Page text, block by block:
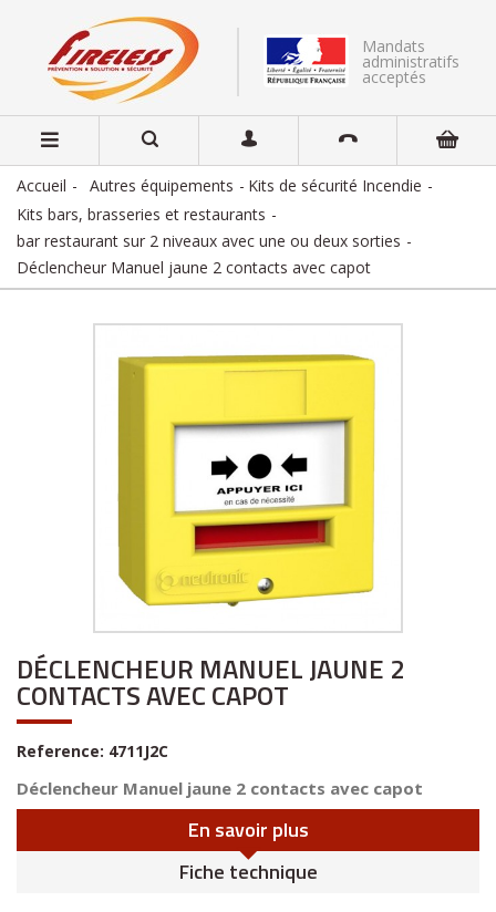
Mandats
administratifs
acceptés
Accueil Autres équipements
Kits de sécurité Incendie
Kits bars, brasseries et restaurants
bar restaurant sur 2 niveaux avec une ou deux sorties
Déclencheur Manuel jaune 2 contacts avec capot
DÉCLENCHEUR MANUEL JAUNE 2
CONTACTS AVEC CAPOT
Reference: 4711J2C
Déclencheur Manuel jaune 2 contacts avec capot
En savoir plus
Fiche technique